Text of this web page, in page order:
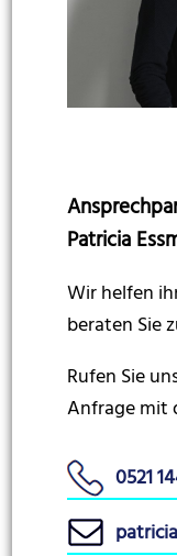
Patricia
Wir helfen
beraten Sie
Rufen Sie
Anfrage mit
0521